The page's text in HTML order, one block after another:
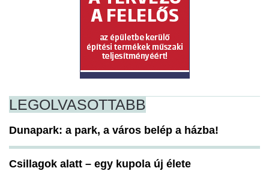
LEGOLVASOTTABB
Dunapark: a park, a város belép a házba!
Csillagok alatt – egy kupola új élete